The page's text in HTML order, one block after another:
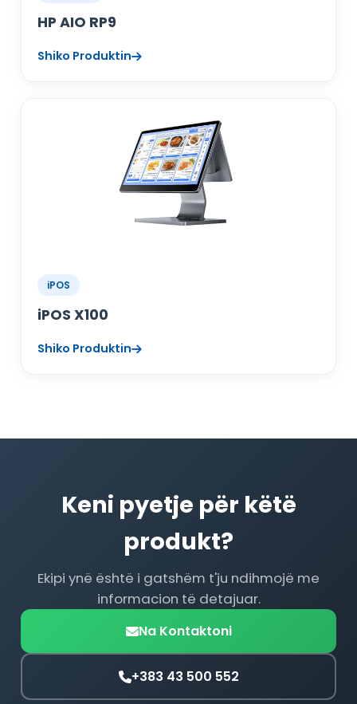
HP AIO RP9
Shiko Produktin
iPOS
iPOS X100
Shiko Produktin
Keni pyetje për këtë
produkt?
Ekipi ynë është i gatshëm t'ju ndihmojë me
informacion të detajuar.
Na Kontaktoni
+383 43 500 552